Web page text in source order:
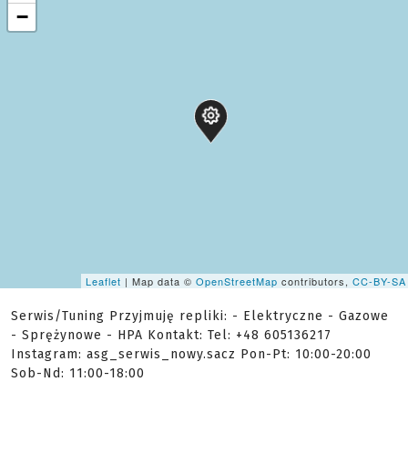
−
Leaflet | Map data © OpenStreetMap contributors, CC-BY-SA
Serwis/Tuning Przyjmuję repliki: - Elektryczne - Gazowe
- Sprężynowe - HPA Kontakt: Tel: +48 605136217
Instagram: asg_serwis_nowy.sacz Pon-Pt: 10:00-20:00
Sob-Nd: 11:00-18:00